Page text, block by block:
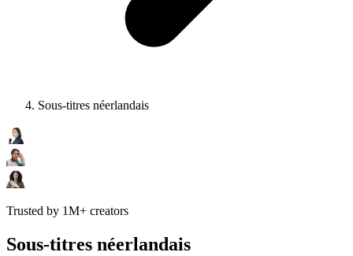
Sous-titres néerlandais
Trusted by 1M+ creators
Sous-titres néerlandais